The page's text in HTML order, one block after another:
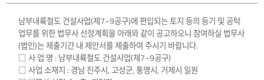
남부내륙철도 건설사업(제7~9공구)에 편입되는 토지 등의 등기 및 공탁
업무를 위한 법무사 선정계획을 아래와 같이 공고하오니 참여하실 법무사
(법인)는 제출기간 내 제안서를 제출하여 주시기 바랍니다.
□ 사 업 명 : 남부내륙철도 건설사업(제7~9공구)
□ 사업 소재지 : 경남 진주시, 고성군, 통영시, 거제시 일원